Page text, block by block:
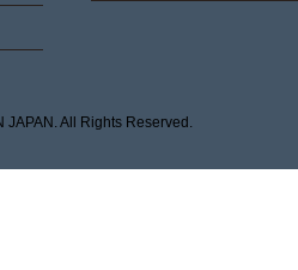
JAPAN. All Rights Reserved.